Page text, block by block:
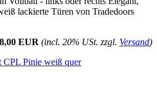
lackierte Türen von Tradedoors
EUR (incl. 20% USt. zzgl. Versand)
CPL Pinie weiß quer